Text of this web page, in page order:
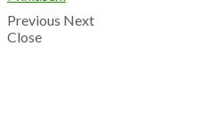
Previous Next
Close